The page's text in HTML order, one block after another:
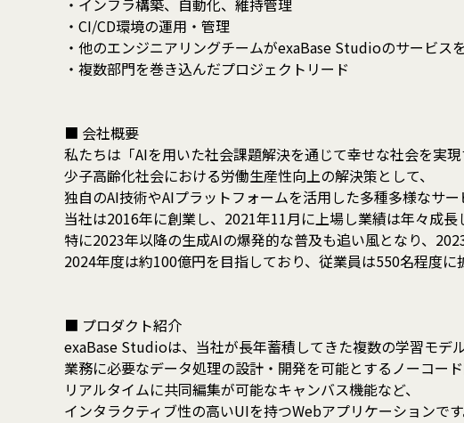
・インフラ構築、自動化、維持管理
・CI/CD環境の運用・管理
・他のエンジニアリングチームがexaBase Studioのサービ
・複数部門を巻き込んだプロジェクトリード
■ 会社概要
私たちは「AIを用いた社会課題解決を通じて幸せな社会を実現
少子高齢化社会における労働生産性向上の解決策として、
独自のAI技術やAIプラットフォームを活用した多種多様なサー
当社は2016年に創業し、2021年11月に上場し業績は年々成長
特に2023年以降の生成AIの爆発的な普及も追い風となり、
2024年度は約100億円を目指しており、従業員は550名程度に
■ プロダクト紹介
exaBase Studioは、当社が長年蓄積してきた複数の学習モデル
業務に必要なデータ処理の設計・開発を可能とするノーコード
リアルタイムに共同編集が可能なキャンバス機能など、
インタラクティブ性の高いUIを持つWebアプリケーションです